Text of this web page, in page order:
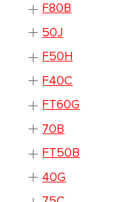
F80B
50J
F50H
F40C
FT60G
70B
FT50B
40G